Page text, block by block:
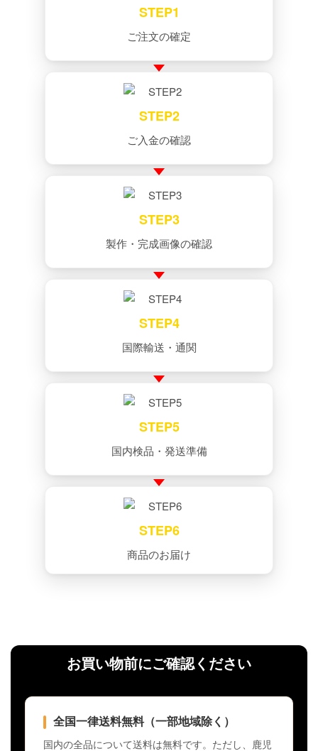
STEP1
ご注文の確定
STEP2
ご入金の確認
STEP3
製作・完成画像の確認
STEP4
国際輸送・通関
STEP5
国内検品・発送準備
STEP6
商品のお届け
お買い物前にご確認ください
全国一律送料無料（一部地域除く）
国内の全品について送料は無料です。ただし、鹿児